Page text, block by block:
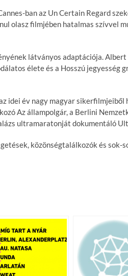
ban az Un Certain Regard
olasz filmjében hatalmas szívvel
látványos adaptációja.
élete és a Hosszú jegyesség
idei év nagy magyar sikerfilmjeiből
Az állampolgár, a Berlini
ultramaratonját dokumentáló
közönségtalálkozók és sok-